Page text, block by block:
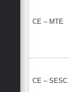
CE – MTE
CE – SESC